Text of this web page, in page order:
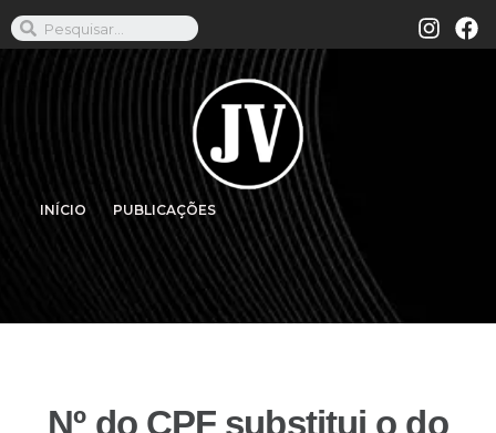
INÍCIO PUBLICAÇÕES
Nº do CPF substitui o do